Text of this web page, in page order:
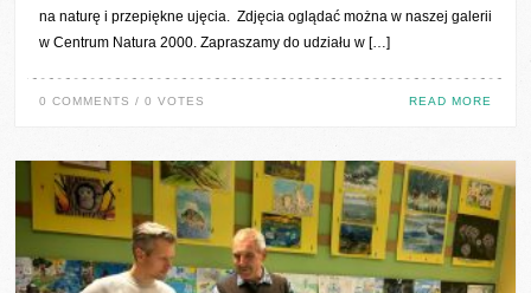
na naturę i przepiękne ujęcia. Zdjęcia oglądać można w naszej galerii
w Centrum Natura 2000. Zapraszamy do udziału w […]
0 COMMENTS / 0 VOTES READ MORE